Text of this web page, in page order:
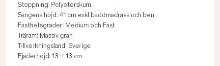
Stoppning: Polyeterskum
Sängens höjd: 41 cm exkl bäddmadrass och ben
Fasthetsgrader: Medium och Fast
Träram: Massiv gran
Tillverkningsland: Sverige
Fjäderhöjd: 13 + 13 cm